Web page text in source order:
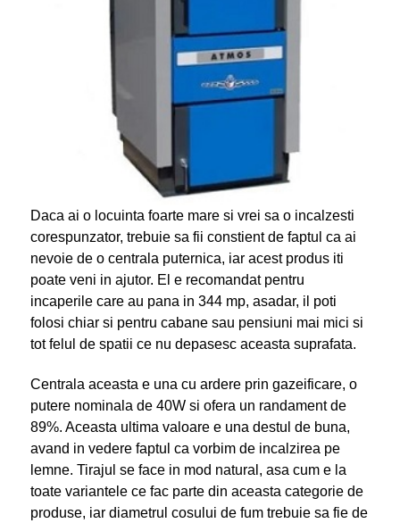
Daca ai o locuinta foarte mare si vrei sa o incalzesti
corespunzator, trebuie sa fii constient de faptul ca ai
nevoie de o centrala puternica, iar acest produs iti
poate veni in ajutor. El e recomandat pentru
incaperile care au pana in 344 mp, asadar, il poti
folosi chiar si pentru cabane sau pensiuni mai mici si
tot felul de spatii ce nu depasesc aceasta suprafata.
Centrala aceasta e una cu ardere prin gazeificare, o
putere nominala de 40W si ofera un randament de
89%. Aceasta ultima valoare e una destul de buna,
avand in vedere faptul ca vorbim de incalzirea pe
lemne. Tirajul se face in mod natural, asa cum e la
toate variantele ce fac parte din aceasta categorie de
produse, iar diametrul cosului de fum trebuie sa fie de